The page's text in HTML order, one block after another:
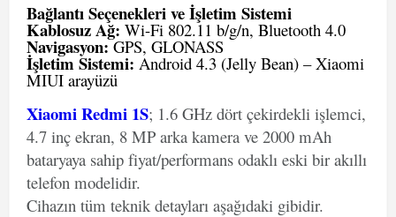
Bağlantı Seçenekleri ve İşletim Sistemi
Kablosuz Ağ: Wi-Fi 802.11 b/g/n, Bluetooth 4.0
Navigasyon:GPS, GLONASS
İşletim Sistemi: Android 4.3 (Jelly Bean) – Xiaomi
MIUI arayüzü
Xiaomi Redmi 1S; 1.6 GHz dört çekirdekli işlemci,
4.7 inç ekran, 8 MP arka kamera ve 2000 mAh
bataryaya sahip fiyat/performans odaklı eski bir akıllı
telefon modelidir.
Cihazın tüm teknik detayları aşağıdaki gibidir.